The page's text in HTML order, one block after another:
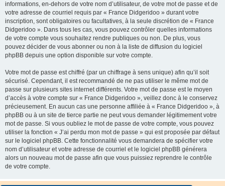
informations, en-dehors de votre nom d’utilisateur, de votre mot de passe et de
votre adresse de courriel requis par « France Didgeridoo » durant votre
inscription, sont obligatoires ou facultatives, à la seule discrétion de « France
Didgeridoo ». Dans tous les cas, vous pouvez contrôler quelles informations
de votre compte vous souhaitez rendre publiques ou non. De plus, vous
pouvez décider de vous abonner ou non à la liste de diffusion du logiciel
phpBB depuis une option disponible sur votre compte.
Votre mot de passe est chiffré (par un chiffrage à sens unique) afin qu’il soit
sécurisé. Cependant, il est recommandé de ne pas utiliser le même mot de
passe sur plusieurs sites internet différents. Votre mot de passe est le moyen
d’accès à votre compte sur « France Didgeridoo », veillez donc à le conservez
précieusement. En aucun cas une personne affiliée à « France Didgeridoo », à
phpBB ou à un site de tierce partie ne peut vous demander légitimement votre
mot de passe. Si vous oubliez le mot de passe de votre compte, vous pouvez
utiliser la fonction « J’ai perdu mon mot de passe » qui est proposée par défaut
sur le logiciel phpBB. Cette fonctionnalité vous demandera de spécifier votre
nom d’utilisateur et votre adresse de courriel et le logiciel phpBB générera
alors un nouveau mot de passe afin que vous puissiez reprendre le contrôle
de votre compte.